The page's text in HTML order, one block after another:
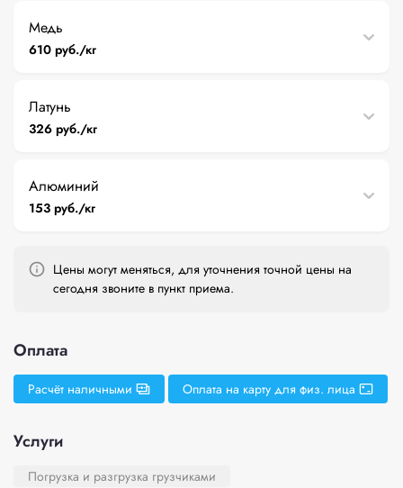
Медь
610 руб./кг
Латунь
326 руб./кг
Алюминий
153 руб./кг
Цены могут меняться, для уточнения точной цены на
сегодня звоните в пункт приема.
Оплата
Расчёт наличными Оплата на карту для физ. лица
Услуги
Погрузка и разгрузка грузчиками